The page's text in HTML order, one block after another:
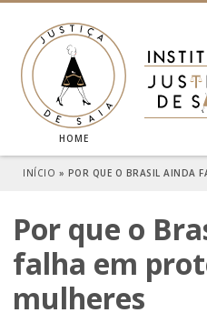
HOME
INÍCIO » POR QUE O BRASIL AINDA
Por que o
falha em
mulheres